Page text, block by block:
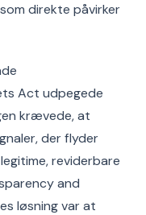
direkte påvirker
Act udpegede
krævede, at
der flyder
reviderbare
and
løsning var at